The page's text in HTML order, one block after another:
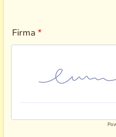
Firma *